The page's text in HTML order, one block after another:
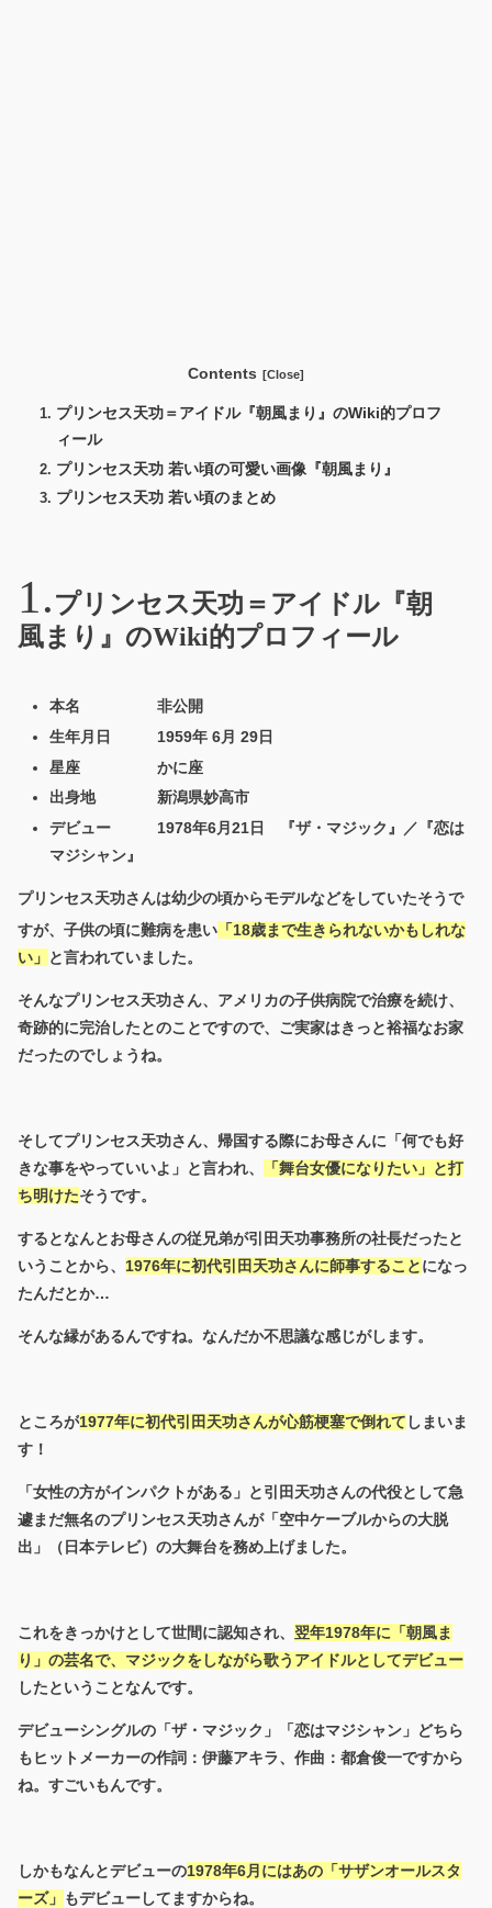
Contents
プリンセス天功＝アイドル『朝風まり』のWiki的プロフ
ィール
プリンセス天功 若い頃の可愛い画像『朝風まり』
プリンセス天功 若い頃のまとめ
プリンセス天功＝アイドル『朝
風まり』のWiki的プロフィール
本名 非公開
生年月日 1959年 6月 29日
星座 かに座
出身地 新潟県妙高市
デビュー 1978年6月21日 『ザ・マジック』／『恋は
マジシャン』
プリンセス天功さんは幼少の頃からモデルなどをしていたそうで
すが、 子供の頃に難病を患い 「18歳まで生きられないかもしれな
い」 と言われていました。
そんなプリンセス天功さん、アメリカの子供病院で治療を続け、
奇跡的に完治したとのことですので、ご実家はきっと裕福なお家
だったのでしょうね。
そしてプリンセス天功さん、帰国する際にお母さんに「何でも好
きな事をやっていいよ」と言われ、
「舞台女優になりたい 」と打
ち明けたそうです。
するとなんとお母さんの従兄弟が引田天功事務所の社長だったと
いうことから、 1976年に初代引田天功さんに師事することになっ
たんだとか…
そんな縁があるんですね。なんだか不思議な感じがします。
ところが1977年に初代引田天功さんが心筋梗塞で倒れて しまいま
す！
「女性の方がインパクトがある」と引田天功さんの代役として急
遽まだ無名のプリンセス天功さんが「空中ケーブルからの大脱
出」（日本テレビ）の大舞台を務め上げました。
これをきっかけとして世間に認知され、 翌年1978年に「朝風ま
り」の芸名で、マジックをしながら歌うアイドルとしてデビュー
したということなんです。
デビューシングルの「ザ・マジック」「恋はマジシャン」どちら
もヒットメーカーの作詞：伊藤アキラ、作曲：都倉俊一ですから
ね。すごいもんです。
しかもなんとデビューの1978年6月にはあの「サザンオールスタ
ーズ」 もデビューしてますからね。